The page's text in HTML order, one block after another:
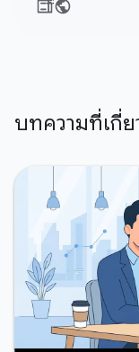
บทความที่เกี่ย